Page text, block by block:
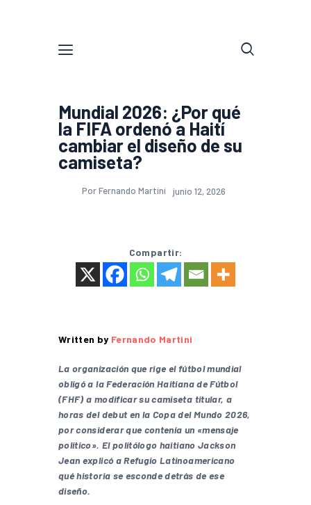
Mundial 2026: ¿Por qué
la FIFA ordenó a Haití
cambiar el diseño de su
camiseta?
Por Fernando Martini junio 12, 2026
Compartir:
Written by Fernando Martini
La organización que rige el fútbol mundial
obligó a la Federación Haitiana de Fútbol
(FHF) a modificar su camiseta titular, a
horas del debut en la Copa del Mundo 2026,
por considerar que contenía un «mensaje
político». El politólogo haitiano Jackson
Jean explicó a Refugio Latinoamericano
qué historia se esconde detrás de ese
diseño.